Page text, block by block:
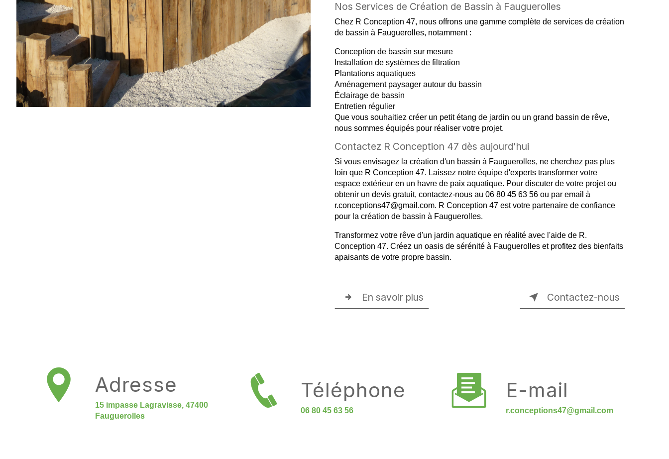
Nos Services de Création de Bassin à Fauguerolles
Chez R Conception 47, nous offrons une gamme complète de services de création
de bassin à Fauguerolles, notamment :
Conception de bassin sur mesure
Installation de systèmes de filtration
Plantations aquatiques
Aménagement paysager autour du bassin
Éclairage de bassin
Entretien régulier
Que vous souhaitiez créer un petit étang de jardin ou un grand bassin de rêve,
nous sommes équipés pour réaliser votre projet.
Contactez R Conception 47 dès aujourd'hui
Si vous envisagez la création d'un bassin à Fauguerolles, ne cherchez pas plus
loin que R Conception 47. Laissez notre équipe d'experts transformer votre
espace extérieur en un havre de paix aquatique. Pour discuter de votre projet ou
obtenir un devis gratuit, contactez-nous au 06 80 45 63 56 ou par email à
r.conceptions47@gmail.com. R Conception 47 est votre partenaire de confiance
pour la création de bassin à Fauguerolles.
Transformez votre rêve d'un jardin aquatique en réalité avec l'aide de R.
Conception 47. Créez un oasis de sérénité à Fauguerolles et profitez des bienfaits
apaisants de votre propre bassin.
En savoir plus Contactez-nous
Adresse
15 impasse Lagravisse, 47400
Fauguerolles
Téléphone
06 80 45 63 56
E-mail
r.conceptions47@gmail.com